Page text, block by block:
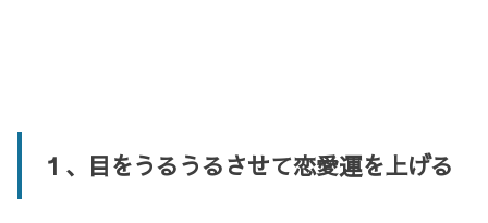
１、目をうるうるさせて恋愛運を上げる